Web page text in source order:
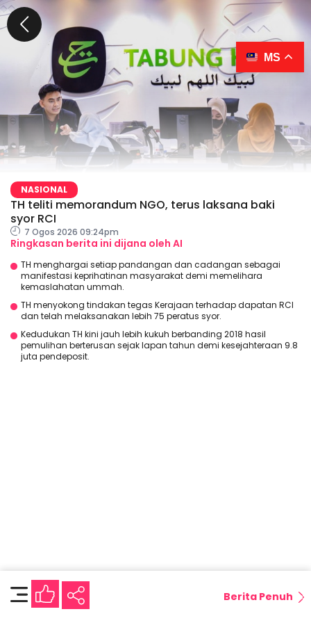
NASIONAL
TH teliti memorandum NGO, terus laksana baki
syor RCI
7 Ogos 2026 09:24pm
Ringkasan berita ini dijana oleh AI
TH menghargai setiap pandangan dan cadangan sebagai
manifestasi keprihatinan masyarakat demi memelihara
kemaslahatan ummah.
TH menyokong tindakan tegas Kerajaan terhadap dapatan RCI
dan telah melaksanakan lebih 75 peratus syor.
Kedudukan TH kini jauh lebih kukuh berbanding 2018 hasil
pemulihan berterusan sejak lapan tahun demi kesejahteraan 9.8
juta pendeposit.
Berita Penuh
MS